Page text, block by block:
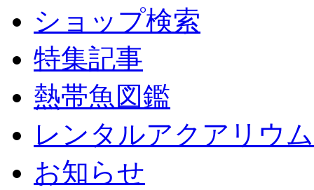
ショップ検索
特集記事
熱帯魚図鑑
レンタルアクアリウム
お知らせ